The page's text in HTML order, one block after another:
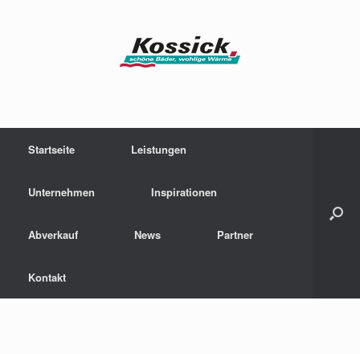
Startseite Leistungen
Unternehmen Inspirationen
Abverkauf News Partner
Kontakt